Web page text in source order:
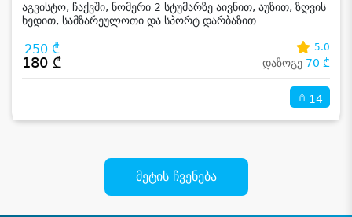
აგვისტო, ჩაქვში, ნომერი 2 სტუმარზე აივნით, აუზით, ზღვის
ხედით, სამზარეულოთი და სპორტ დარბაზით
250 ₾
180 ₾
5.0
დაზოგე 70 ₾
14
მეტის ჩვენება